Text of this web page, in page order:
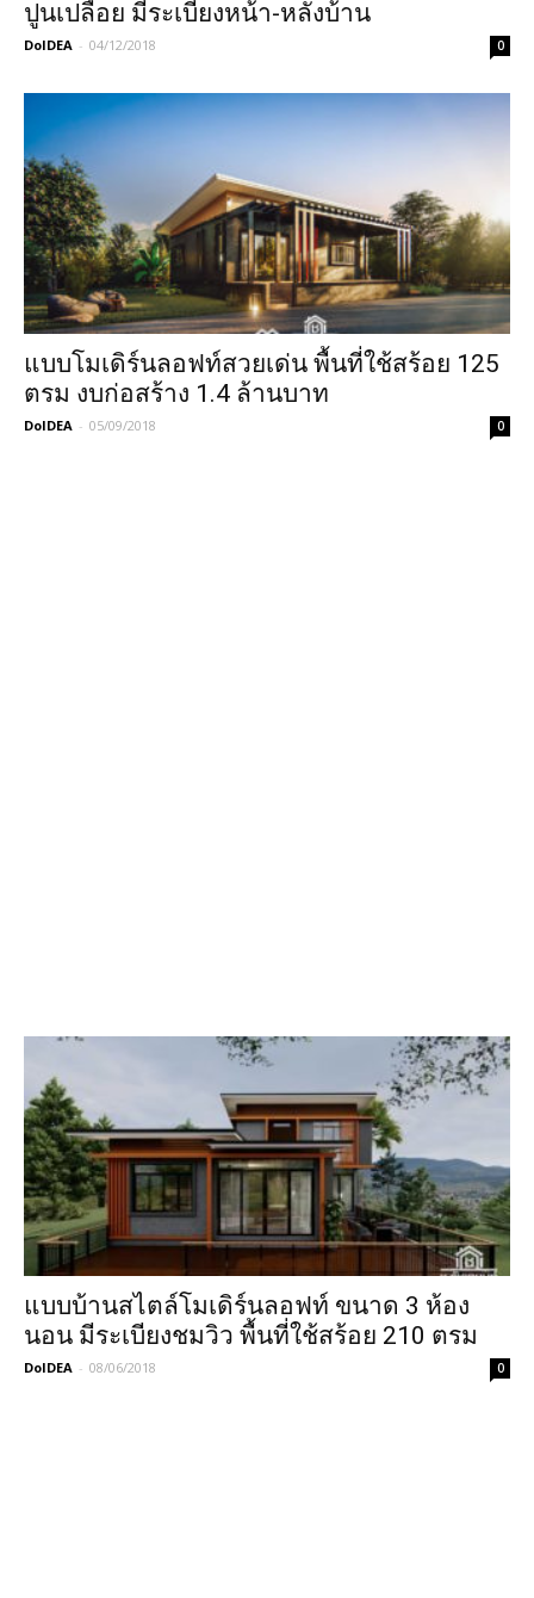
ปูนเปลือย มีระเบียงหน้า-หลังบ้าน
DoIDEA - 04/12/2018 0
แบบโมเดิร์นลอฟท์สวยเด่น พื้นที่ใช้สร้อย 125
ตรม งบก่อสร้าง 1.4 ล้านบาท
DoIDEA - 05/09/2018 0
แบบบ้านสไตล์โมเดิร์นลอฟท์ ขนาด 3 ห้อง
นอน มีระเบียงชมวิว พื้นที่ใช้สร้อย 210 ตรม
DoIDEA - 08/06/2018 0